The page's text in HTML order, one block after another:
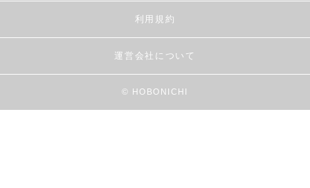
利用規約
運営会社について
© HOBONICHI